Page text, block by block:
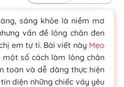
sáng khỏe là niềm mơ
vấn đề lông chân đen
em tự ti. Bài viết này Mẹo
một số cách làm lông chân
toàn và dễ dàng thực hiện
diện những chiếc váy yêu